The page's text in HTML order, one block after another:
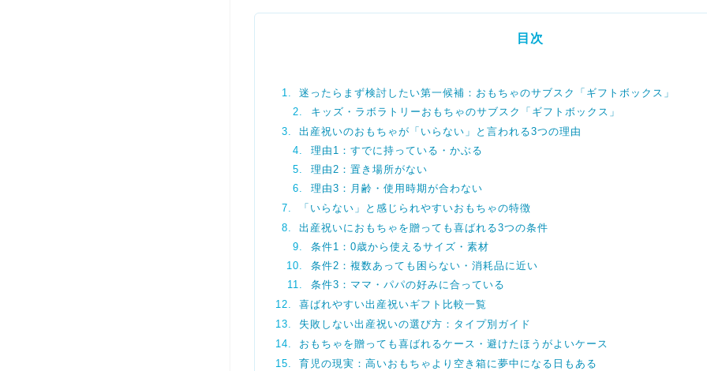
目次
迷ったらまず検討したい第一候補：おもちゃのサブスク「ギフトボックス」
キッズ・ラボラトリーおもちゃのサブスク「ギフトボックス」
出産祝いのおもちゃが「いらない」と言われる3つの理由
理由1：すでに持っている・かぶる
理由2：置き場所がない
理由3：月齢・使用時期が合わない
「いらない」と感じられやすいおもちゃの特徴
出産祝いにおもちゃを贈っても喜ばれる3つの条件
条件1：0歳から使えるサイズ・素材
条件2：複数あっても困らない・消耗品に近い
条件3：ママ・パパの好みに合っている
喜ばれやすい出産祝いギフト比較一覧
失敗しない出産祝いの選び方：タイプ別ガイド
おもちゃを贈っても喜ばれるケース・避けたほうがよいケース
育児の現実：高いおもちゃより空き箱に夢中になる日もある